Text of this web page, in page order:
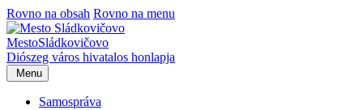
Rovno na obsah Rovno na menu
MestoSládkovičovo
Diószeg város hivatalos honlapja
Menu
Samospráva